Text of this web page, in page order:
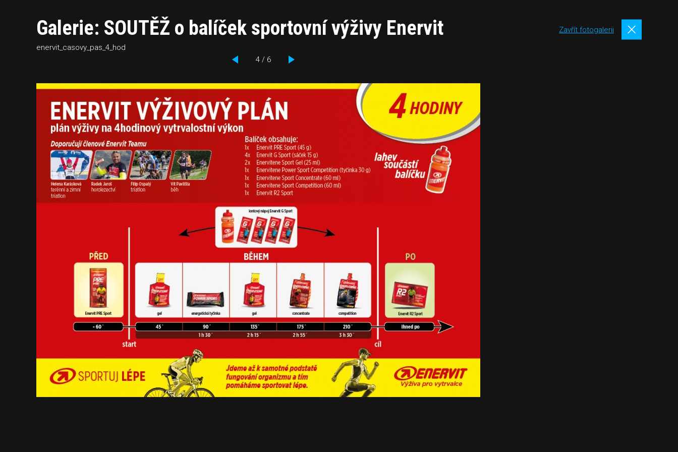
Galerie: SOUTĚŽ o balíček sportovní výživy Enervit
enervit_casovy_pas_4_hod
4 / 6
Zavřít fotogalerii